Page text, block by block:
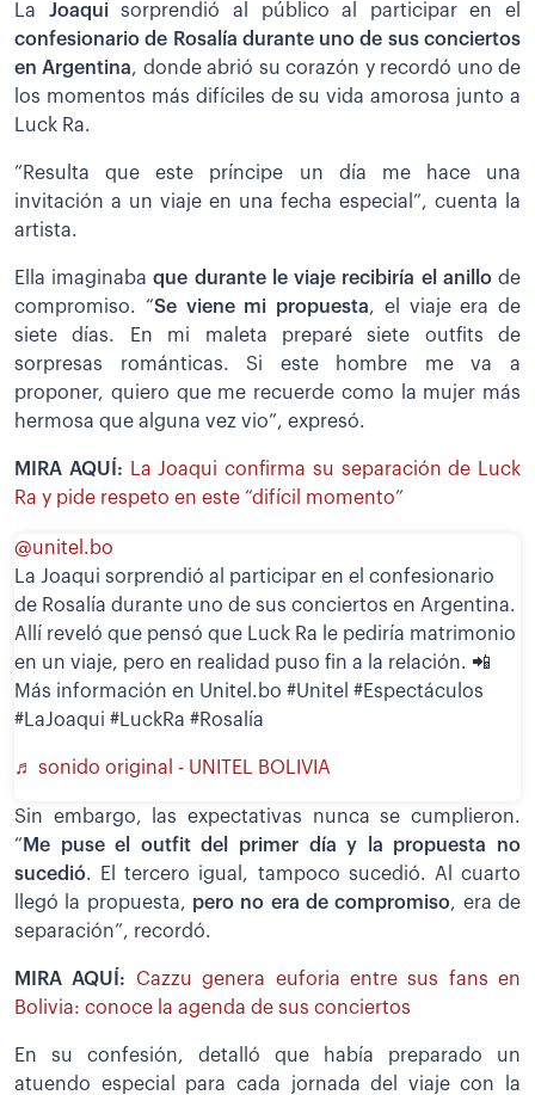
La Joaquisorprendió al público al participar en el
confesionario de Rosalía durante uno de sus conciertos
en Argentina, donde abrió su corazón y recordó uno de
los momentos más difíciles de su vida amorosa junto a
Luck Ra.
”Resulta que este príncipe un día me hace una
invitación a un viaje en una fecha especial”, cuenta la
artista.
Ella imaginabaque durante le viaje recibiría el anillode
compromiso. “Se viene mi propuesta, el viaje era de
siete días. En mi maleta preparé siete outfits de
sorpresas románticas. Si este hombre me va a
proponer, quiero que me recuerde como la mujer más
hermosa que alguna vez vio”, expresó.
MIRA AQUÍ: La Joaqui confirma su separación de Luck
Ra y pide respeto en este “difícil momento”
@unitel.bo
La Joaqui sorprendió al participar en el confesionario
de Rosalía durante uno de sus conciertos en Argentina.
Allí reveló que pensó que Luck Ra le pediría matrimonio
en un viaje, pero en realidad puso fin a la relación. 📲
Más información en Unitel.bo #Unitel #Espectáculos
#LaJoaqui #LuckRa #Rosalía
♬ sonido original - UNITEL BOLIVIA
Sin embargo, las expectativas nunca se cumplieron.
“ Me puse el outfit del primer día y la propuesta no
sucedió. El tercero igual, tampoco sucedió. Al cuarto
llegó la propuesta, pero no era de compromiso, era de
separación”, recordó.
MIRA AQUÍ: Cazzu genera euforia entre sus fans en
Bolivia: conoce la agenda de sus conciertos
En su confesión, detalló que había preparado un
atuendo especial para cada jornada del viaje con la